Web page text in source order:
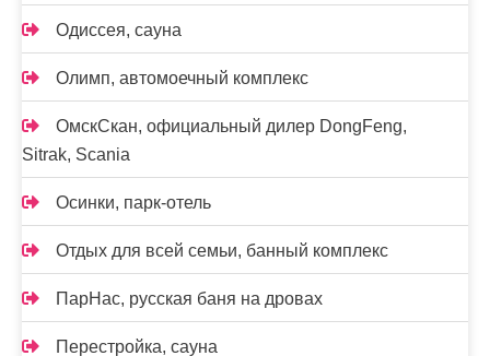
Одиссея, сауна
Олимп, автомоечный комплекс
ОмскСкан, официальный дилер DongFeng,
Sitrak, Scania
Осинки, парк-отель
Отдых для всей семьи, банный комплекс
ПарНас, русская баня на дровах
Перестройка, сауна